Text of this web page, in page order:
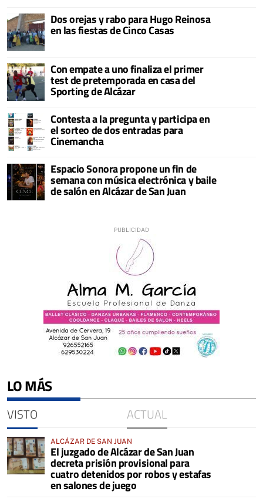
Dos orejas y rabo para Hugo Reinosa
en las fiestas de Cinco Casas
Con empate a uno finaliza el primer
test de pretemporada en casa del
Sporting de Alcázar
Contesta a la pregunta y participa en
el sorteo de dos entradas para
Cinemancha
Espacio Sonora propone un fin de
semana con música electrónica y baile
de salón en Alcázar de San Juan
LO MÁS
VISTO ACTUAL
ALCÁZAR DE SAN JUAN
El juzgado de Alcázar de San Juan
decreta prisión provisional para
cuatro detenidos por robos y estafas
en salones de juego